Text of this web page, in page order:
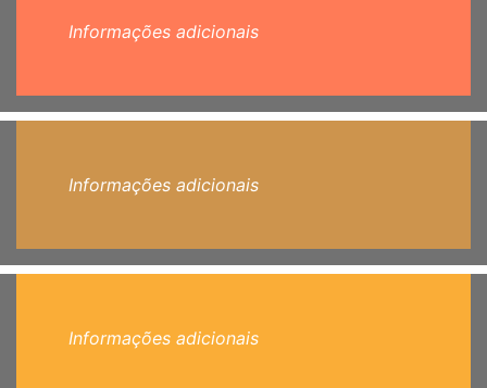
Informações adicionais
Informações adicionais
Informações adicionais